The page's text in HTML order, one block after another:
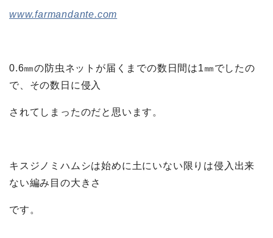
www.farmandante.com
0.6㎜の防虫ネットが届くまでの数日間は1㎜でしたの
で、その数日に侵入
されてしまったのだと思います。
キスジノミハムシは始めに土にいない限りは侵入出来
ない編み目の大きさ
です。